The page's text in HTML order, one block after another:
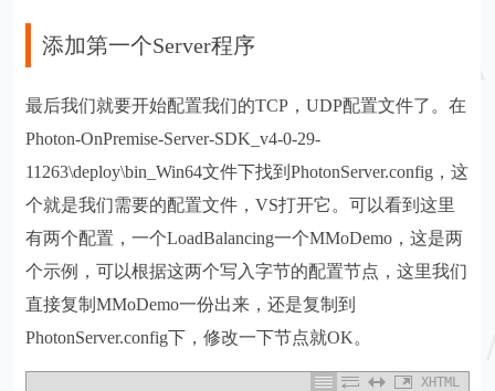
添加第一个Server程序
最后我们就要开始配置我们的TCP，UDP配置文件了。在
Photon-OnPremise-Server-SDK_v4-0-29-
11263\deploy\bin_Win64文件下找到PhotonServer.config，这
个就是我们需要的配置文件，VS打开它。可以看到这里
有两个配置，一个LoadBalancing一个MMoDemo，这是两
个示例，可以根据这两个写入字节的配置节点，这里我们
直接复制MMoDemo一份出来，还是复制到
PhotonServer.config下，修改一下节点就OK。
XHTML